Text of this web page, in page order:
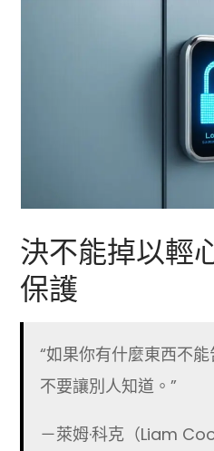
決不能掉以輕
保護
“如果你有什麼東西不
不要讓別人知道。”
－萊姆·科克（Liam